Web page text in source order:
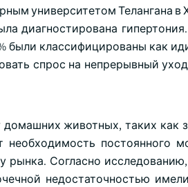
университетом Телангана в
диагностирована
были классифицированы как
спрос на непрерывный
животных, таких как
постоянного
Согласно
недостаточностью